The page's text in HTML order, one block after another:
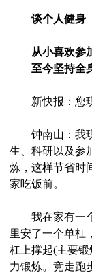
谈个人健身
从小喜欢参
至今坚持全
新快报：您现
钟南山：我现
生、科研以及参
炼，这样节省时
家吃饭前。
我在家有一个
里安了一个单杠
杠上撑起(主要
力锻炼。竞走跑